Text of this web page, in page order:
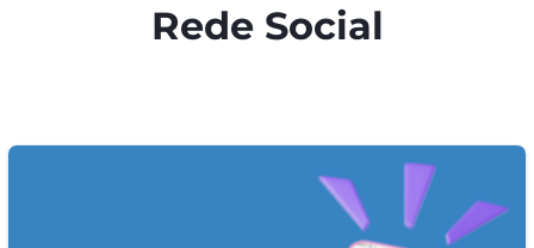
Rede Social